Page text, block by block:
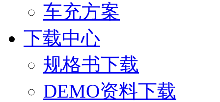
车充方案
下载中心
规格书下载
DEMO资料下载